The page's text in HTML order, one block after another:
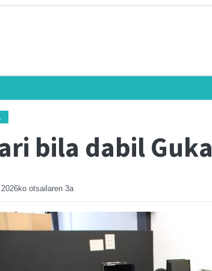
bila dabil Guka
2026ko otsailaren 3a